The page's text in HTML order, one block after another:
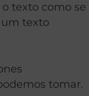
texto como se
um texto
tomar.